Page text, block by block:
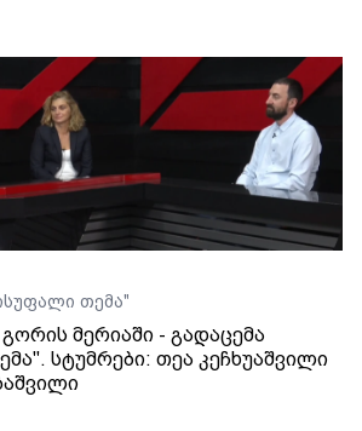
თემა"
მერიაში - გადაცემა
სტუმრები: თეა კეჩხუაშვილი